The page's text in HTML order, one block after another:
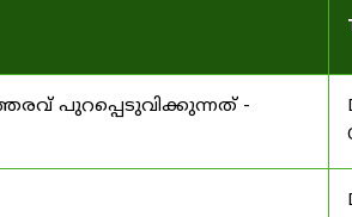
പുറപ്പെടുവിക്കുന്നത് -